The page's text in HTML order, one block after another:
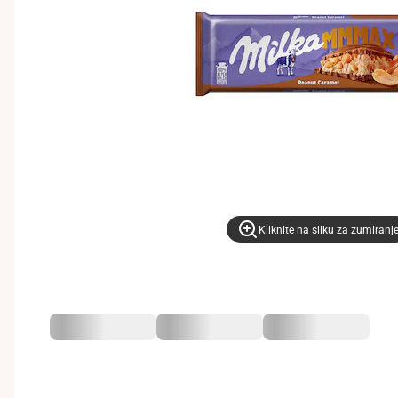
Kliknite na sliku za zumiranje